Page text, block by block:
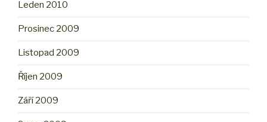
Leden 2010
Prosinec 2009
Listopad 2009
Říjen 2009
Září 2009